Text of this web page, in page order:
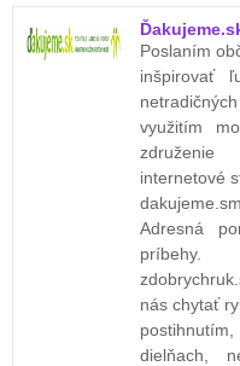
Poslaním
inšpirovať
využitím
internetové
Adresná
príbehy.
nás chytať
dielňach,